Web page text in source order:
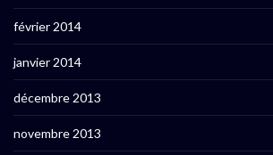
février 2014
janvier 2014
décembre 2013
novembre 2013